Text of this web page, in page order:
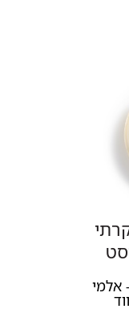
אלמי